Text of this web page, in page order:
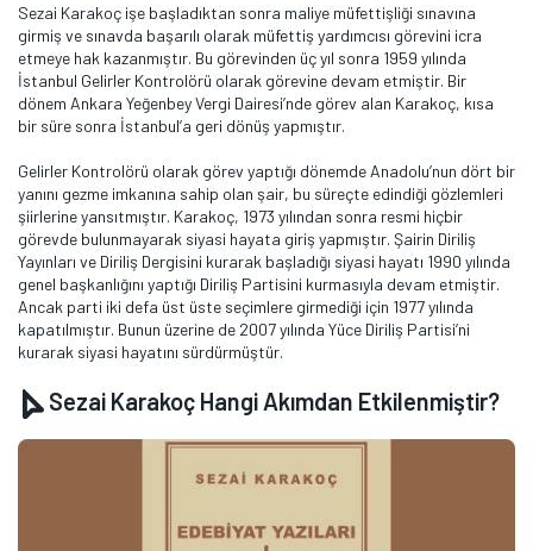
Sezai Karakoç işe başladıktan sonra maliye müfettişliği sınavına
girmiş ve sınavda başarılı olarak müfettiş yardımcısı görevini icra
etmeye hak kazanmıştır. Bu görevinden üç yıl sonra 1959 yılında
İstanbul Gelirler Kontrolörü olarak görevine devam etmiştir. Bir
dönem Ankara Yeğenbey Vergi Dairesi’nde görev alan Karakoç, kısa
bir süre sonra İstanbul’a geri dönüş yapmıştır.
Gelirler Kontrolörü olarak görev yaptığı dönemde Anadolu’nun dört bir
yanını gezme imkanına sahip olan şair, bu süreçte edindiği gözlemleri
şiirlerine yansıtmıştır. Karakoç, 1973 yılından sonra resmi hiçbir
görevde bulunmayarak siyasi hayata giriş yapmıştır. Şairin Diriliş
Yayınları ve Diriliş Dergisini kurarak başladığı siyasi hayatı 1990 yılında
genel başkanlığını yaptığı Diriliş Partisini kurmasıyla devam etmiştir.
Ancak parti iki defa üst üste seçimlere girmediği için 1977 yılında
kapatılmıştır. Bunun üzerine de 2007 yılında Yüce Diriliş Partisi’ni
kurarak siyasi hayatını sürdürmüştür.
Sezai Karakoç Hangi Akımdan Etkilenmiştir?